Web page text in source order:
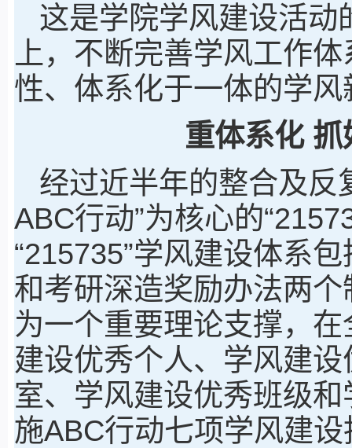
这是学院学风建设活动
上，不断完善学风工作
性、体系化于一体的学风
重体系化
经过近半年的整合及反
ABC行动”为核心的
“215735”学风建设体系
和考研深造奖励办法两
为一个重要理论支撑，
建设优秀个人、学风建
室、学风建设优秀班级
施ABC行动七项学风建